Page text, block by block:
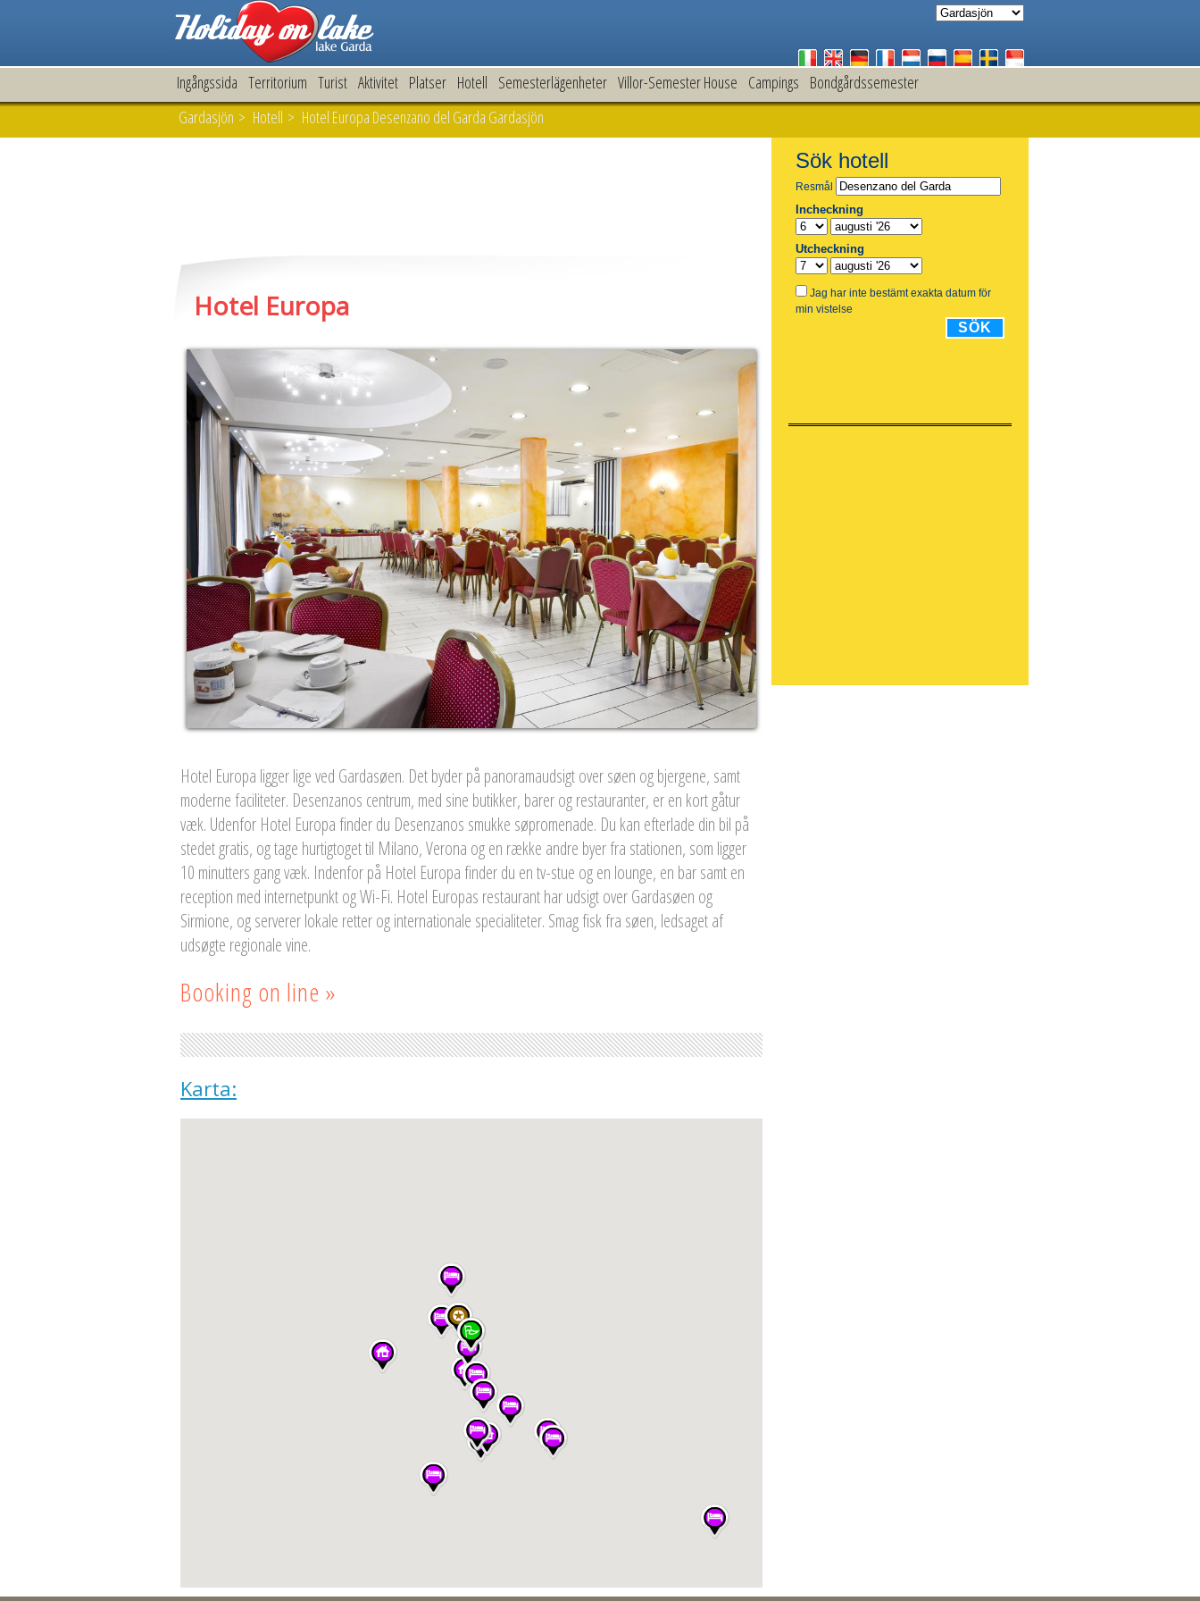
Ingångssida Territorium Turist Aktivitet Platser Hotell Semesterlägenheter Villor-Semester House Campings Bondgårdssemester
Gardasjön > Hotell > Hotel Europa Desenzano del Garda Gardasjön
Hotel Europa
Hotel Europa ligger lige ved Gardasøen. Det byder på panoramaudsigt over søen og bjergene, samt
moderne faciliteter. Desenzanos centrum, med sine butikker, barer og restauranter, er en kort gåtur
væk. Udenfor Hotel Europa finder du Desenzanos smukke søpromenade. Du kan efterlade din bil på
stedet gratis, og tage hurtigtoget til Milano, Verona og en række andre byer fra stationen, som ligger
10 minutters gang væk. Indenfor på Hotel Europa finder du en tv-stue og en lounge, en bar samt en
reception med internetpunkt og Wi-Fi. Hotel Europas restaurant har udsigt over Gardasøen og
Sirmione, og serverer lokale retter og internationale specialiteter. Smag fisk fra søen, ledsaget af
udsøgte regionale vine.
Booking on line »
Karta: